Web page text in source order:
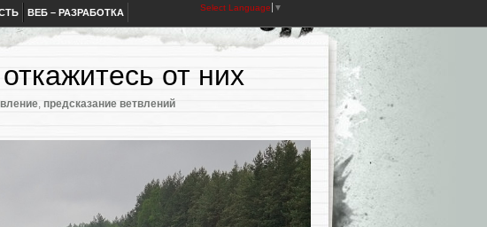
ВЕБ – РАЗРАБОТКА Select Language ▼
от них
, предсказание ветвлений